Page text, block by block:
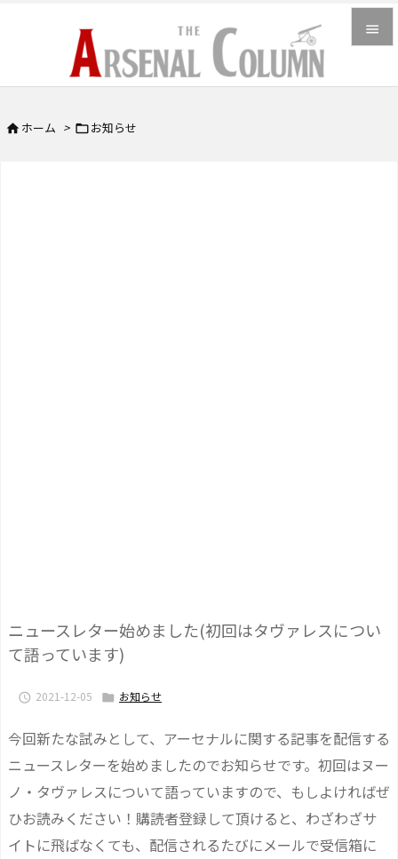

メニュ
 ホーム > お知らせ
ニュースレター始めました(初回はタヴァレスについ
て語っています)
 2021-12-05  お知らせ
今回新たな試みとして、アーセナルに関する記事を配信する
ニュースレターを始めましたのでお知らせです。初回はヌー
ノ・タヴァレスについて語っていますので、もしよければぜ
ひお読みください！購読者登録して頂けると、わざわざサ
イトに飛ばなくても、配信されるたびにメールで受信箱に